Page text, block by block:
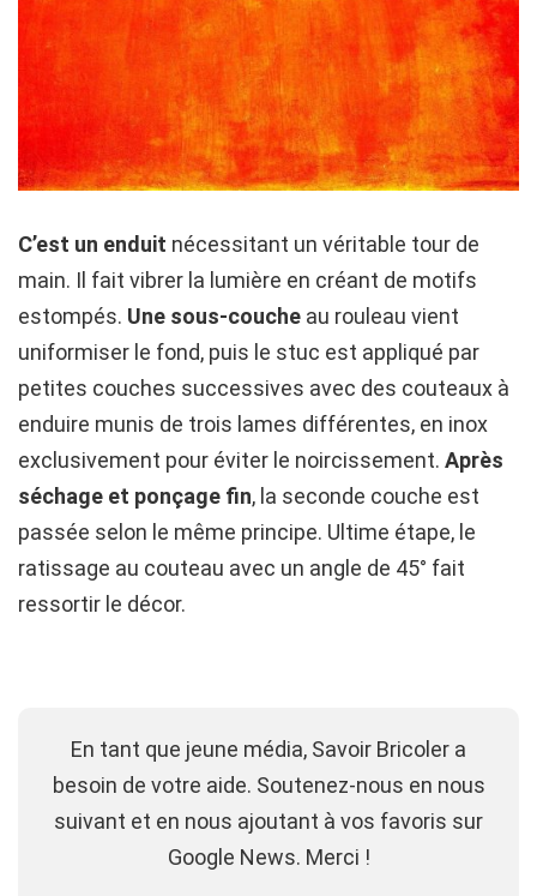
C’est un enduit nécessitant un véritable tour de
main. Il fait vibrer la lumière en créant de motifs
estompés. Une sous-couche au rouleau vient
uniformiser le fond, puis le stuc est appliqué par
petites couches successives avec des couteaux à
enduire munis de trois lames différentes, en inox
exclusivement pour éviter le noircissement. Après
séchage et ponçage fin, la seconde couche est
passée selon le même principe. Ultime étape, le
ratissage au couteau avec un angle de 45° fait
ressortir le décor.
En tant que jeune média, Savoir Bricoler a
besoin de votre aide. Soutenez-nous en nous
suivant et en nous ajoutant à vos favoris sur
Google News. Merci !